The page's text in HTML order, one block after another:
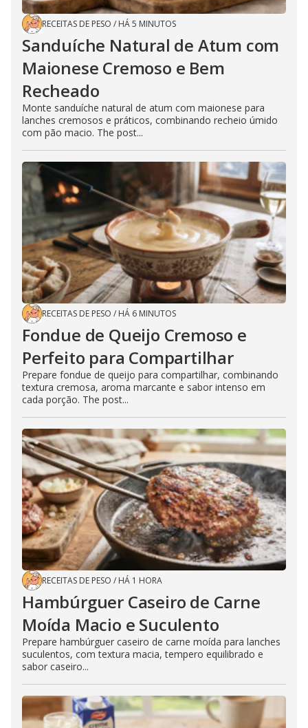
RECEITAS DE PESO / HÁ 5 MINUTOS
Sanduíche Natural de Atum com
Maionese Cremoso e Bem
Recheado
Monte sanduíche natural de atum com maionese para
lanches cremosos e práticos, combinando recheio úmido
com pão macio. The post...
RECEITAS DE PESO / HÁ 6 MINUTOS
Fondue de Queijo Cremoso e
Perfeito para Compartilhar
Prepare fondue de queijo para compartilhar, combinando
textura cremosa, aroma marcante e sabor intenso em
cada porção. The post...
RECEITAS DE PESO / HÁ 1 HORA
Hambúrguer Caseiro de Carne
Moída Macio e Suculento
Prepare hambúrguer caseiro de carne moída para lanches
suculentos, com textura macia, tempero equilibrado e
sabor caseiro...